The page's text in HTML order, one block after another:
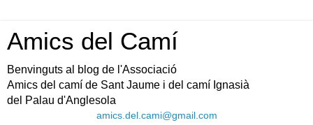
Amics del Camí
Benvinguts al blog de l'Associació
Amics del camí de Sant Jaume i del camí Ignasià
del Palau d'Anglesola
amics.del.cami@gmail.com